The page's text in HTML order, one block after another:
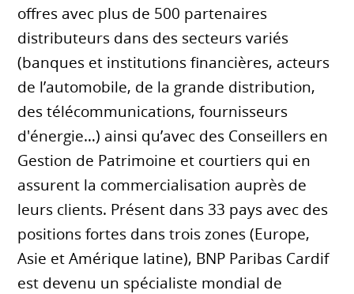
offres avec plus de 500 partenaires
distributeurs dans des secteurs variés
(banques et institutions financières, acteurs
de l’automobile, de la grande distribution,
des télécommunications, fournisseurs
d'énergie…) ainsi qu’avec des Conseillers en
Gestion de Patrimoine et courtiers qui en
assurent la commercialisation auprès de
leurs clients. Présent dans 33 pays avec des
positions fortes dans trois zones (Europe,
Asie et Amérique latine), BNP Paribas Cardif
est devenu un spécialiste mondial de